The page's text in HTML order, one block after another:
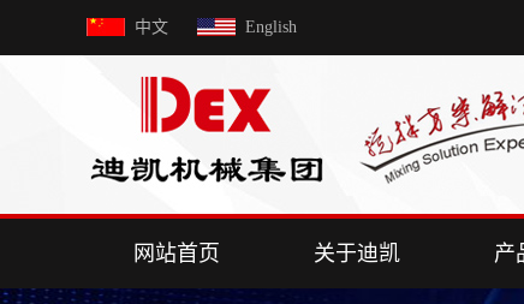
中文 English
网站首页 关于迪凯 产